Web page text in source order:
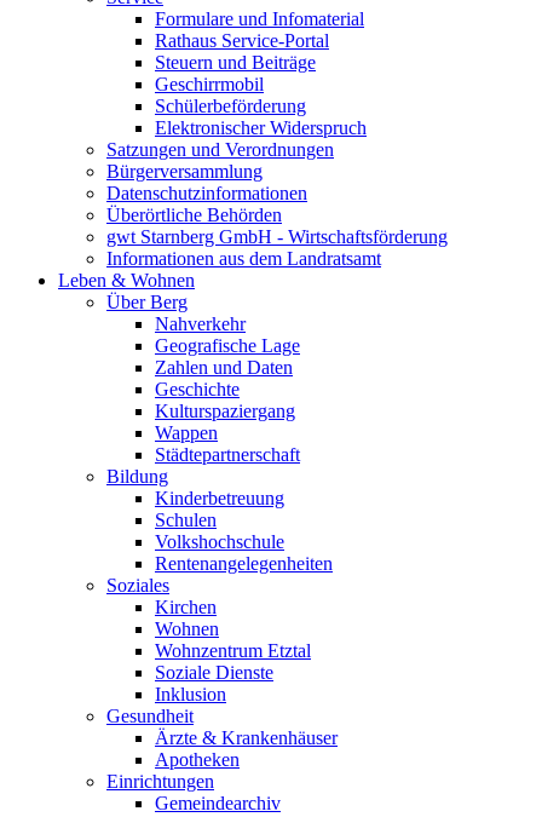
Formulare und Infomaterial
Rathaus Service-Portal
Steuern und Beiträge
Geschirrmobil
Schülerbeförderung
Elektronischer Widerspruch
Satzungen und Verordnungen
Bürgerversammlung
Datenschutzinformationen
Überörtliche Behörden
gwt Starnberg GmbH - Wirtschaftsförderung
Informationen aus dem Landratsamt
Leben & Wohnen
Über Berg
Nahverkehr
Geografische Lage
Zahlen und Daten
Geschichte
Kulturspaziergang
Wappen
Städtepartnerschaft
Bildung
Kinderbetreuung
Schulen
Volkshochschule
Rentenangelegenheiten
Soziales
Kirchen
Wohnen
Wohnzentrum Etztal
Soziale Dienste
Inklusion
Gesundheit
Ärzte & Krankenhäuser
Apotheken
Einrichtungen
Gemeindearchiv